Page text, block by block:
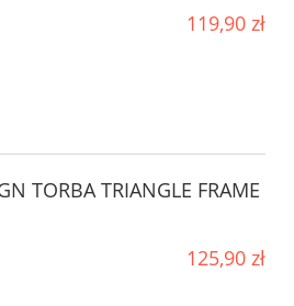
119,90 zł
TORBA TRIANGLE FRAME
125,90 zł